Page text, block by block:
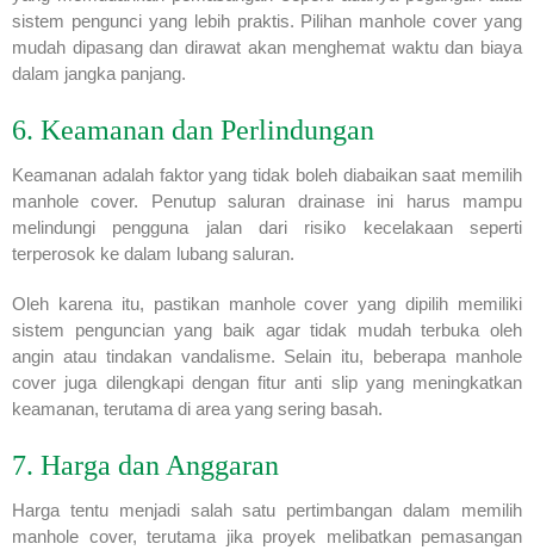
sistem pengunci yang lebih praktis. Pilihan manhole cover yang
mudah dipasang dan dirawat akan menghemat waktu dan biaya
dalam jangka panjang.
6. Keamanan dan Perlindungan
Keamanan adalah faktor yang tidak boleh diabaikan saat memilih
manhole cover. Penutup saluran drainase ini harus mampu
melindungi pengguna jalan dari risiko kecelakaan seperti
terperosok ke dalam lubang saluran.
Oleh karena itu, pastikan manhole cover yang dipilih memiliki
sistem penguncian yang baik agar tidak mudah terbuka oleh
angin atau tindakan vandalisme. Selain itu, beberapa manhole
cover juga dilengkapi dengan fitur anti slip yang meningkatkan
keamanan, terutama di area yang sering basah.
7. Harga dan Anggaran
Harga tentu menjadi salah satu pertimbangan dalam memilih
manhole cover, terutama jika proyek melibatkan pemasangan